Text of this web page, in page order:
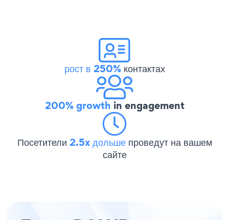
рост в 250%контактах
200% growth in engagement
Посетители 2.5x дольше проведут на вашем
сайте